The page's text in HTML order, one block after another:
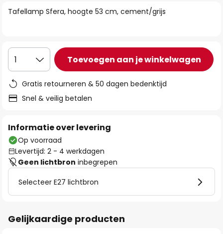
deTafellamp Sfera, hoogte 53 cm, cement/grijs
1 Toevoegen aan je winkelwagen
Gratis retourneren & 50 dagen bedenktijd
Snel & veilig betalen
Informatie over levering
Op voorraad
Levertijd: 2 - 4 werkdagen
Geen lichtbron inbegrepen
Selecteer E27 lichtbron
Gelijkaardige producten